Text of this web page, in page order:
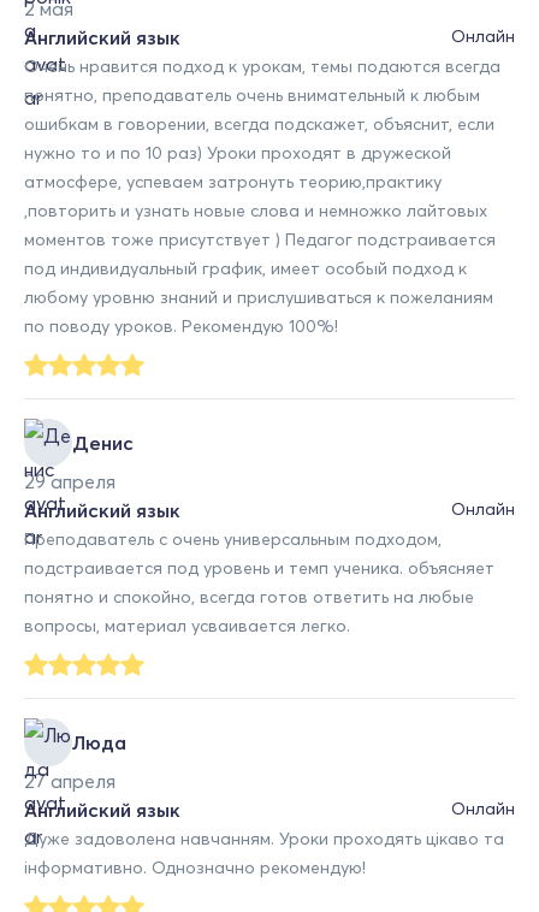
2 мая
Онлайн
Английский язык
Очень нравится подход к урокам, темы подаются всегда
понятно, преподаватель очень внимательный к любым
ошибкам в говорении, всегда подскажет, объяснит, если
нужно то и по 10 раз) Уроки проходят в дружеской
атмосфере, успеваем затронуть теорию,практику
,повторить и узнать новые слова и немножко лайтовых
моментов тоже присутствует ) Педагог подстраивается
под индивидуальный график, имеет особый подход к
любому уровню знаний и прислушиваться к пожеланиям
по поводу уроков. Рекомендую 100%!
Денис
29 апреля
Онлайн
Английский язык
Преподаватель с очень универсальным подходом,
подстраивается под уровень и темп ученика. объясняет
понятно и спокойно, всегда готов ответить на любые
вопросы, материал усваивается легко.
Люда
27 апреля
Онлайн
Английский язык
Дуже задоволена навчанням. Уроки проходять цікаво та
інформативно. Однозначно рекомендую!